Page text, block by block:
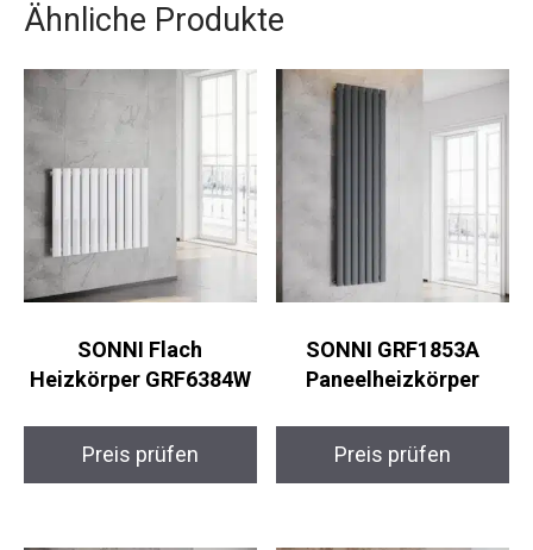
Ähnliche Produkte
SONNI Flach
Heizkörper GRF6384W
Preis prüfen
SONNI GRF1853A
Paneelheizkörper
Preis prüfen